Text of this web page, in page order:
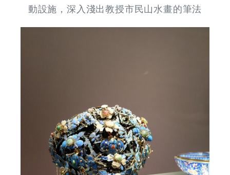
動設施，深入淺出教授市民山水畫的筆法